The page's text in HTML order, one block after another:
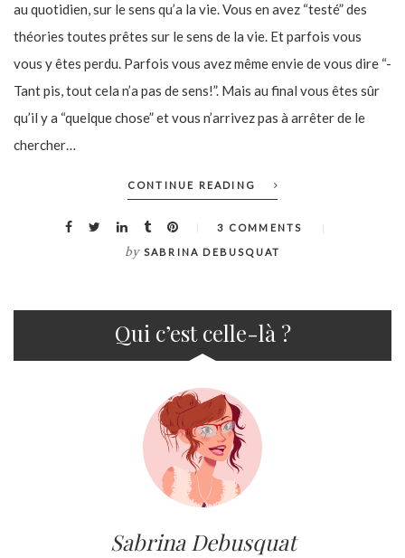
au quotidien, sur le sens qu’a la vie. Vous en avez “testé” des
théories toutes prêtes sur le sens de la vie. Et parfois vous
vous y êtes perdu. Parfois vous avez même envie de vous dire “-
Tant pis, tout cela n’a pas de sens!”. Mais au final vous êtes sûr
qu’il y a “quelque chose” et vous n’arrivez pas à arrêter de le
chercher…
CONTINUE READING
3 COMMENTS
by SABRINA DEBUSQUAT
Qui c’est celle-là ?
Sabrina Debusquat